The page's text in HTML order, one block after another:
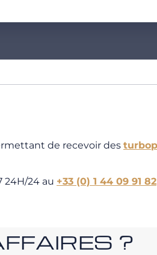
de recevoir des
24H/24 au +33 (0) 1 44 09 91 82
?